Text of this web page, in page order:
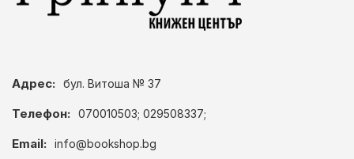
Адрес: бул. Витоша № 37
Телефон: 070010503; 029508337;
Email: info@bookshop.bg